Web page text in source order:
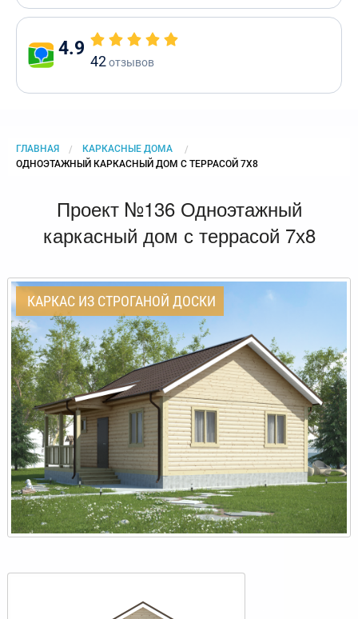
4.9
42отзывов
ГЛАВНАЯ
КАРКАСНЫЕ ДОМА
CURRENT:
ОДНОЭТАЖНЫЙ КАРКАСНЫЙ ДОМ С ТЕРРАСОЙ 7Х8
Проект №136 Одноэтажный
каркасный дом с террасой 7х8
КАРКАС ИЗ СТРОГАНОЙ ДОСКИ